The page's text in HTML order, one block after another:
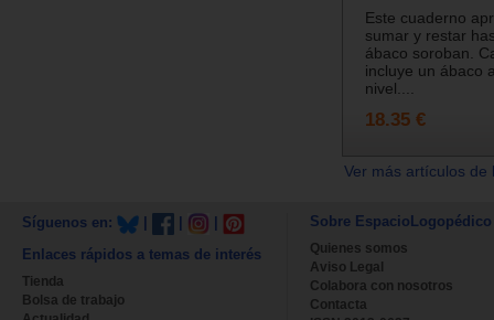
Este cuaderno
sumar y restar
ábaco soroban.
incluye un ábaco
nivel....
18.35 €
Ver más artículos
Síguenos en:
Enlaces rápidos a temas de interés
Tienda
Bolsa de trabajo
Sobre EspacioLogopédico
Quienes somos
Aviso Legal
Colabora con nosotros
Contacta